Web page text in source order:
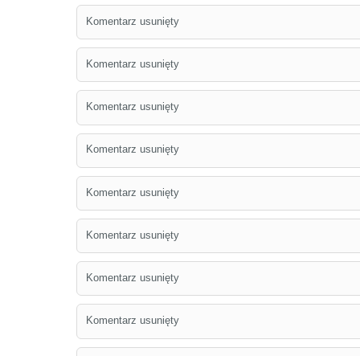
Komentarz usunięty
Komentarz usunięty
Komentarz usunięty
Komentarz usunięty
Komentarz usunięty
Komentarz usunięty
Komentarz usunięty
Komentarz usunięty